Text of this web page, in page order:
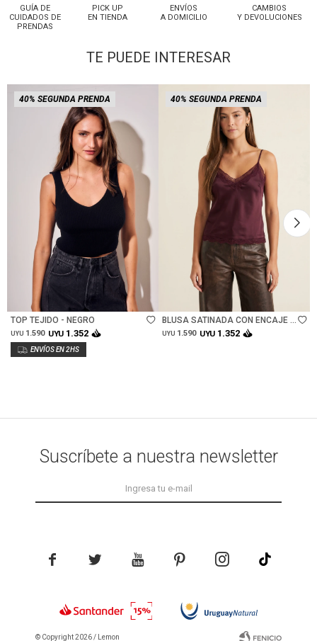
GUÍA DE
CUIDADOS DE
PRENDAS
PICK UP
EN TIENDA
ENVÍOS
A DOMICILIO
CAMBIOS
Y DEVOLUCIONES
TE PUEDE INTERESAR
40% SEGUNDA PRENDA
Talle
TOP TEJIDO - NEGRO
UYU 1.590 UYU 1.352
40% SEGUNDA PRENDA
BLUSA SATINADA CON ENCAJE -
BURDEOS
UYU 1.590 UYU 1.352
Suscríbete a nuestra newsletter
    
© Copyright 2026 / Lemon